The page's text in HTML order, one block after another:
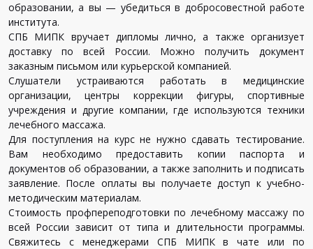
образовании, а вы — убедиться в добросовестной работе
института.
СПБ МИПК вручает дипломы лично, а также организует
доставку по всей России. Можно получить документ
заказным письмом или курьерской компанией.
Слушатели устраиваются работать в медицинские
организации, центры коррекции фигуры, спортивные
учреждения и другие компании, где используются техники
лечебного массажа.
Для поступления на курс не нужно сдавать тестирование.
Вам необходимо предоставить копии паспорта и
документов об образовании, а также заполнить и подписать
заявление. После оплаты вы получаете доступ к учебно-
методическим материалам.
Стоимость профпереподготовки по лечебному массажу по
всей России зависит от типа и длительности программы.
Свяжитесь с менеджерами СПБ МИПК в чате или по